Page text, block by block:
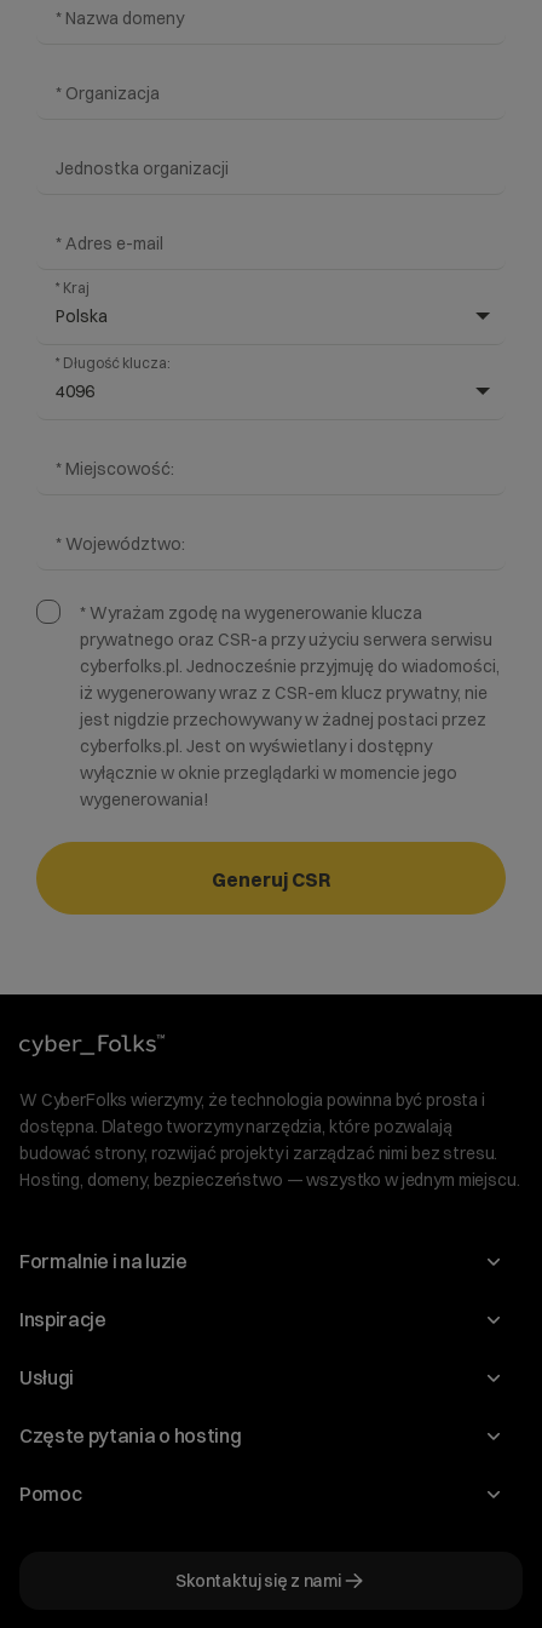
* Nazwa domeny
* Organizacja
Jednostka organizacji
* Adres e-mail
Polska
Wybierz gotową listę. Użyj spacji, aby otworzyć.
Naciśnij spację, aby otworzyć listę, klawisze strzałek, aby
* Kraj
4096
* Długość klucza:
* Miejscowość:
* Województwo:
* Wyrażam zgodę na wygenerowanie klucza
prywatnego oraz CSR-a przy użyciu serwera serwisu
cyberfolks.pl. Jednocześnie przyjmuję do wiadomości,
iż wygenerowany wraz z CSR-em klucz prywatny, nie
jest nigdzie przechowywany w żadnej postaci przez
cyberfolks.pl. Jest on wyświetlany i dostępny
wyłącznie w oknie przeglądarki w momencie jego
wygenerowania!
Generuj CSR
W CyberFolks wierzymy, że technologia powinna być prosta i
dostępna. Dlatego tworzymy narzędzia, które pozwalają
budować strony, rozwijać projekty i zarządzać nimi bez stresu.
Hosting, domeny, bezpieczeństwo — wszystko w jednym miejscu.
Formalnie i na luzie
O nas
Program Korzyści dla Inwestorów
Regulaminy i specyfikacje
Inspiracje
Blog
WordPress
Audyt stron
Usługi
Domeny
Hosting dla WooCommerce
Częste pytania o hosting
Jak przenieść stronę?
Pomoc
Skontaktuj się z nami